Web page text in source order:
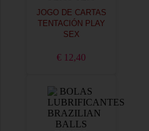
JOGO DE CARTAS
TENTACIÓN PLAY
SEX
€ 12,40